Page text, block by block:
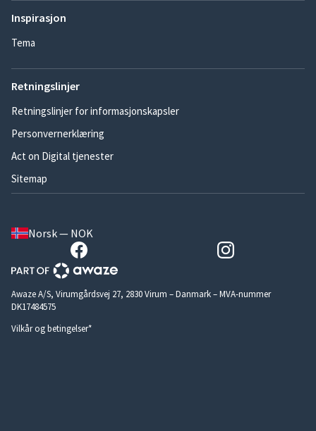
Inspirasjon
Tema
Retningslinjer
Retningslinjer for informasjonskapsler
Personvernerklæring
Act on Digital tjenester
Sitemap
Norsk — NOK
Awaze A/S, Virumgårdsvej 27, 2830 Virum – Danmark – MVA-nummer
DK17484575
Vilkår og betingelser*